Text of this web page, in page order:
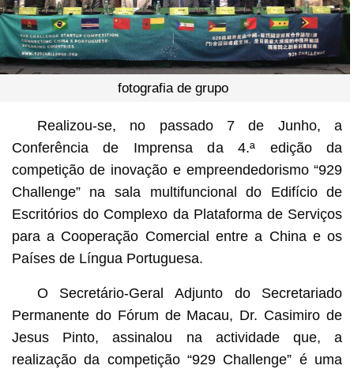
fotografia de grupo
Realizou-se, no passado 7 de Junho, a
Conferência de Imprensa da 4.ª edição da
competição de inovação e empreendedorismo “929
Challenge” na sala multifuncional do Edifício de
Escritórios do Complexo da Plataforma de Serviços
para a Cooperação Comercial entre a China e os
Países de Língua Portuguesa.
O Secretário-Geral Adjunto do Secretariado
Permanente do Fórum de Macau, Dr. Casimiro de
Jesus Pinto, assinalou na actividade que, a
realização da competição “929 Challenge” é uma